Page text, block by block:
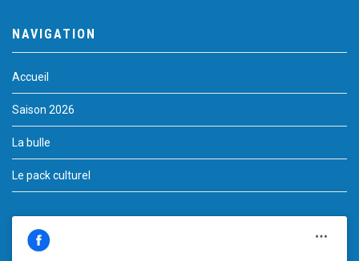
NAVIGATION
Accueil
Saison 2026
La bulle
Le pack culturel